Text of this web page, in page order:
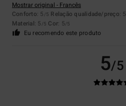
Mostrar original - Francês
Conforto: 5 /5 Relação qualidade/preço: 5
Material: 5 /5 Cor: 5/5
Eu recomendo este produto
5/5